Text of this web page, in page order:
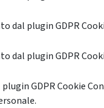
dal plugin GDPR
dal plugin GDPR
GDPR Cookie